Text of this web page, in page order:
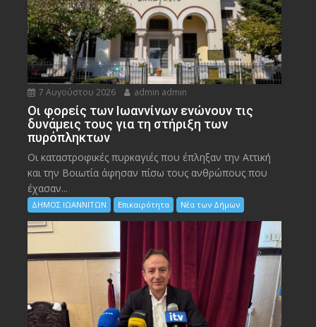
7 Αυγούστου 2026 admin admin
Οι φορείς των Ιωαννίνων ενώνουν τις
δυνάμεις τους για τη στήριξη των
πυρόπληκτων
Οι καταστροφικές πυρκαγιές που έπληξαν την Αττική
και την Bοιωτία άφησαν πίσω τους ανθρώπους που
έχασαν...
ΔΗΜΟΣ ΙΩΑΝΝΙΤΩΝ Επικαιρότητα Νέα των Δήμων